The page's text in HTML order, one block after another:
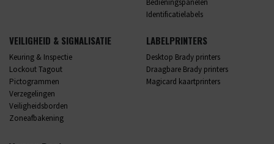
Bedieningspanelen
Identificatielabels
VEILIGHEID & SIGNALISATIE
Keuring & Inspectie
Lockout Tagout
Pictogrammen
Verzegelingen
Veiligheidsborden
Zoneafbakening
LABELPRINTERS
Desktop Brady printers
Draagbare Brady printers
Magicard kaartprinters